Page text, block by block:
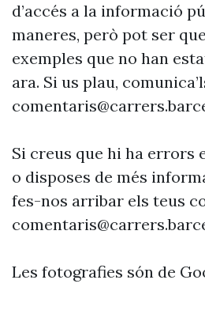
d’accés a la informació
maneres, però pot ser
exemples que no han
ara. Si us plau,
Si creus que hi ha errors
o disposes de més
fes-nos arribar els teus
Les fotografies són de